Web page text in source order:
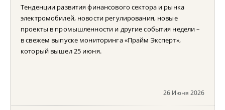
Тенденции развития финансового сектора и рынка
электромобилей, новости регулирования, новые
проекты в промышленности и другие события недели –
в свежем выпуске мониторинга «Прайм Эксперт»,
который вышел 25 июня.
26 Июня 2026